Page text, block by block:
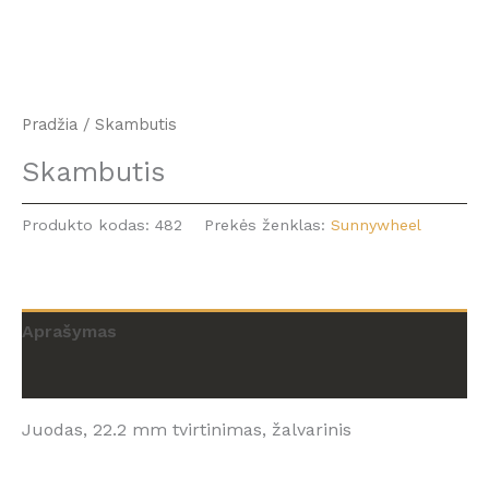
Pradžia / Skambutis
Skambutis
Produkto kodas: 482 Prekės ženklas: Sunnywheel
Aprašymas
Juodas, 22.2 mm tvirtinimas, žalvarinis